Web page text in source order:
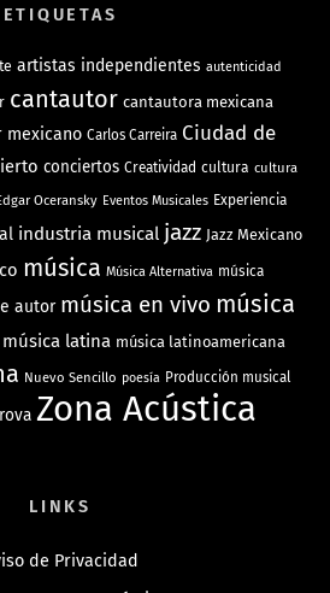
ETIQUETAS
artistas independientes autenticidad
cantautor cantautora mexicana
mexicano Carlos Carreira Ciudad de
conciertos Creatividad cultura cultura
Oceransky Eventos Musicales Experiencia
industria musical jazz Jazz Mexicano
música Música Alternativa música
autor música en vivo música
música latina música latinoamericana
Nuevo Sencillo poesía Producción musical
Zona Acústica
LINKS
de Privacidad